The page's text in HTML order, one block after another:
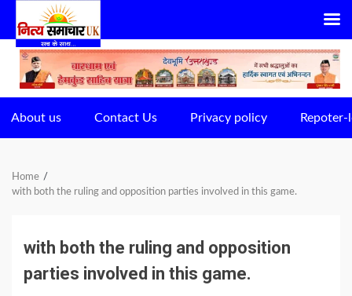
Skip
content
About us Contact Us Privacy policy Repoter-
Home
with both the ruling and opposition parties involved in this game.
with both the ruling and opposition
parties involved in this game.